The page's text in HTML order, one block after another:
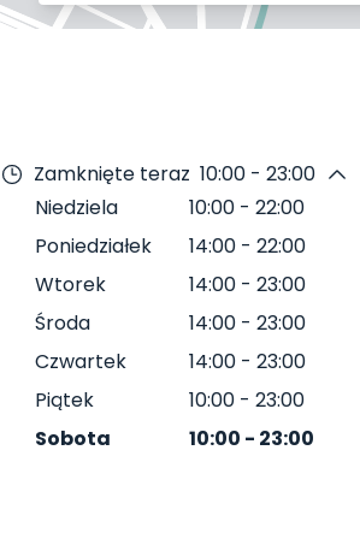
Zamknięte teraz 10:00 - 23:00
Niedziela
10:00 - 22:00
Poniedziałek
14:00 - 22:00
Wtorek
14:00 - 23:00
Środa
14:00 - 23:00
Czwartek
14:00 - 23:00
Piątek
10:00 - 23:00
Sobota
10:00 - 23:00